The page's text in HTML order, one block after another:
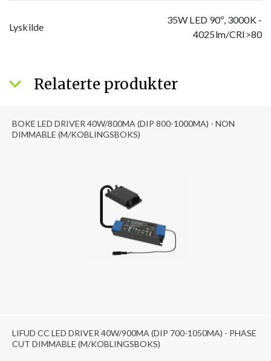
Lyskilde
35W LED 90º, 3000K -
4025lm/CRI>80
Relaterte produkter
BOKE LED DRIVER 40W/800MA (DIP 800-1000MA) - NON
DIMMABLE (M/KOBLINGSBOKS)
LIFUD CC LED DRIVER 40W/900MA (DIP 700-1050MA) - PHASE
CUT DIMMABLE (M/KOBLINGSBOKS)